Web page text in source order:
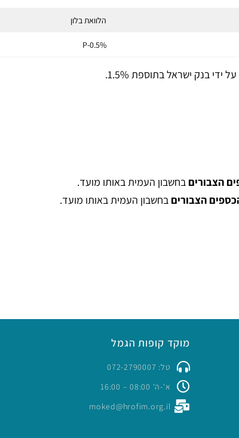
הלוואת בלון
P-0.5%
בנק ישראל בתוספת 1.5%.
הצבורים בחשבון העמית באותו מועד.
הצבורים בחשבון העמית באותו מועד.
מוקד קופות הגמל
טל: 072-2790007
א'-ה' 08:00 – 16:00
moked@hrofim.org.il